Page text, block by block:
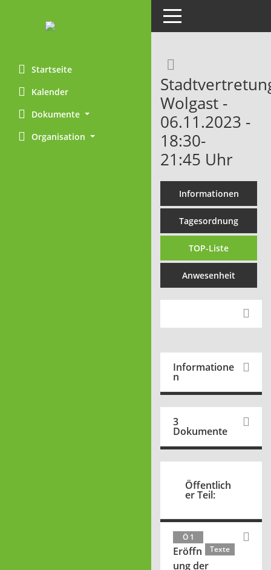
Startseite
Kalender
Dokumente
Organisation
Toggle navigation
Wolgast -
06.11.2023 -
18:30-
21:45 Uhr
Informationen
Tagesordnung
TOP-Liste
Anwesenheit
Informatione
n
3
Dokumente
Öffentlich
er Teil:
Ö 1
Texte
Eröffn
ung der